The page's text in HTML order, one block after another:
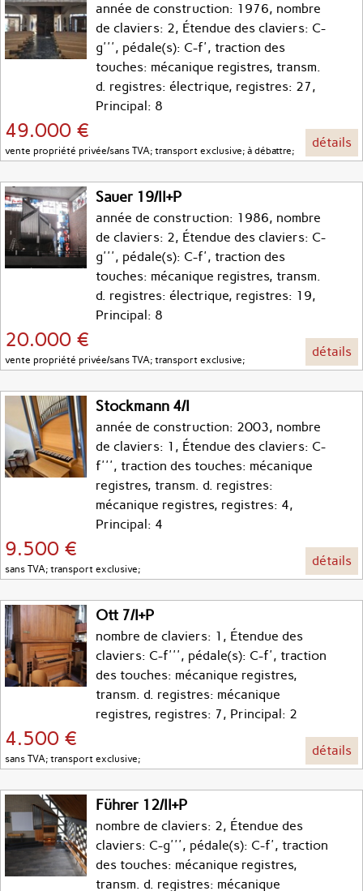
année de construction: 1976, nombre
de claviers: 2, Étendue des claviers: C-
g''', pédale(s): C-f', traction des
touches: mécanique registres, transm.
d. registres: électrique, registres: 27,
Principal: 8
49.000 €
vente propriété privée/sans TVA; transport exclusive; à débattre;
détails
Sauer 19/II+P
année de construction: 1986, nombre
de claviers: 2, Étendue des claviers: C-
g''', pédale(s): C-f', traction des
touches: mécanique registres, transm.
d. registres: électrique, registres: 19,
Principal: 8
20.000 €
vente propriété privée/sans TVA; transport exclusive;
détails
Stockmann 4/I
année de construction: 2003, nombre
de claviers: 1, Étendue des claviers: C-
f''', traction des touches: mécanique
registres, transm. d. registres:
mécanique registres, registres: 4,
Principal: 4
9.500 €
sans TVA; transport exclusive;
détails
Ott 7/I+P
nombre de claviers: 1, Étendue des
claviers: C-f''', pédale(s): C-f', traction
des touches: mécanique registres,
transm. d. registres: mécanique
registres, registres: 7, Principal: 2
4.500 €
sans TVA; transport exclusive;
détails
Führer 12/II+P
nombre de claviers: 2, Étendue des
claviers: C-g''', pédale(s): C-f', traction
des touches: mécanique registres,
transm. d. registres: mécanique